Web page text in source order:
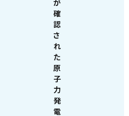
が
確
認
さ
れ
た
原
子
力
発
電